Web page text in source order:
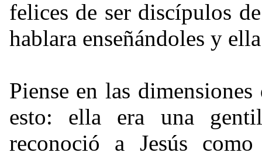
felices de ser discípulos
hablara enseñándoles y
Piense en las
esto: ella era una
reconoció a Jesús